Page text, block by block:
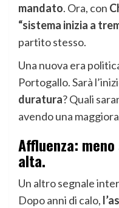
mandato. Ora, con
“sistema inizia a
partito stesso.
Una nuova era
Portogallo. Sarà
duratura? Quali
avendo una
Affluenza:
alta.
Un altro segnale
Dopo anni di calo,